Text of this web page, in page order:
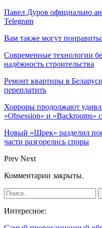
Павел Дуров официально
Telegram
Вам также могут
Современные технологии
надёжность строительства
Ремонт квартиры в
переплатить
Хорроры продолжают
«Obsession» и «Backrooms»
Новый «Шрек» разделил
части разгорелись споры
Prev Next
Комментарии закрыты.
Интересное: